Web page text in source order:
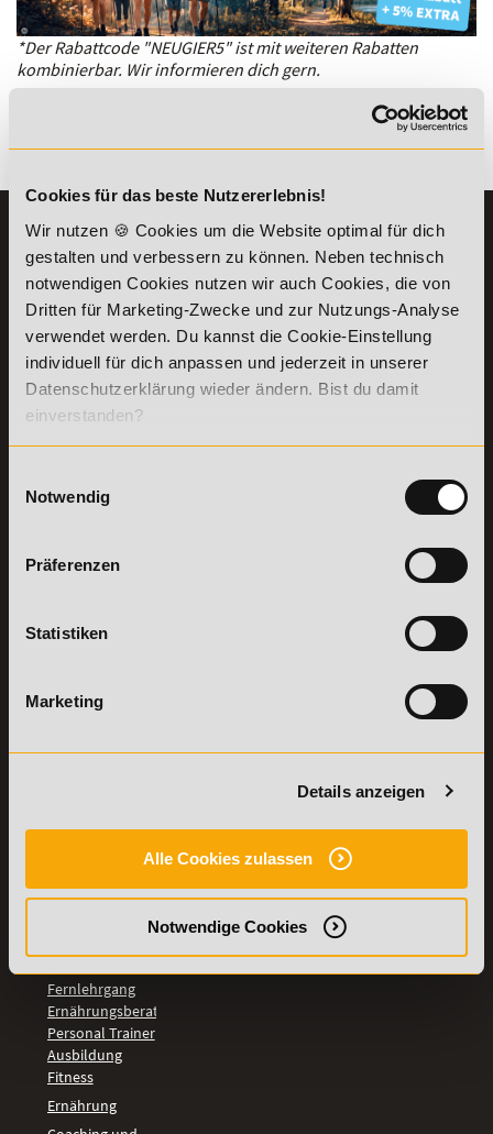
Cookies für das beste Nutzererlebnis!
Wir nutzen 🍪 Cookies um die Website optimal für dich
gestalten und verbessern zu können. Neben technisch
notwendigen Cookies nutzen wir auch Cookies, die von
Dritten für Marketing-Zwecke und zur Nutzungs-Analyse
verwendet werden. Du kannst die Cookie-Einstellung
individuell für dich anpassen und jederzeit in unserer
Datenschutzerklärung wieder ändern. Bist du damit
einverstanden?
Notwendig
Präferenzen
Statistiken
Marketing
Details anzeigen
Alle Cookies zulassen
Notwendige Cookies
*Der Rabattcode "NEUGIER5" ist mit weiteren Rabatten
kombinierbar. Wir informieren dich gern.
Es gibt keine Einträge mit diesem Anfangsbuchstaben.
KONTAKT
07191-22987-0
WhatsApp:
+49 (0) 7191 9513201
Academy of Sports GmbH
Willy-Brandt-Platz 2
71522 Backnang
Erreichbarkeit:
Samstag: 9:00 - 15:00 Uhr
Vertrag
INFORMATIONEN
Die Academy
Lernmethoden
PreisFAIRsprechen
Online Campus
Fördermöglichkeiten
Check
Partnerprogramm
Stellenangebote
Weiterbildungen
LEHRGÄNGE
Fitnesstrainer A-
Fernlehrgang
Personal Coach
werden
Motivationstrainer
BILDUNGSBEREICHE
Fernlehrgang
Ernährungsberater
Personal Trainer
Ausbildung
Fitness
Ernährung